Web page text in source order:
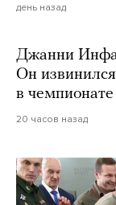
день назад
Джанни
Он
в
20 часов назад